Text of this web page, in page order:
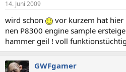
14. Juni 2009
wird schon
vor kurzem hat hier
nen P8300 engine sample
hammer geil ! voll
GWFgamer